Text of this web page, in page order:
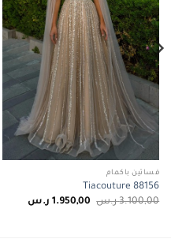
فساتين باكمام
Tiacouture 88156
3.100,00 ر.س السعر
1.950,00 ر.سالسعر